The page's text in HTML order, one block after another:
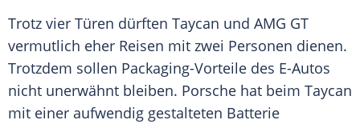
Trotz vier Türen dürften Taycan und AMG GT
vermutlich eher Reisen mit zwei Personen dienen.
Trotzdem sollen Packaging-Vorteile des E-Autos
nicht unerwähnt bleiben. Porsche hat beim Taycan
mit einer aufwendig gestalteten Batterie